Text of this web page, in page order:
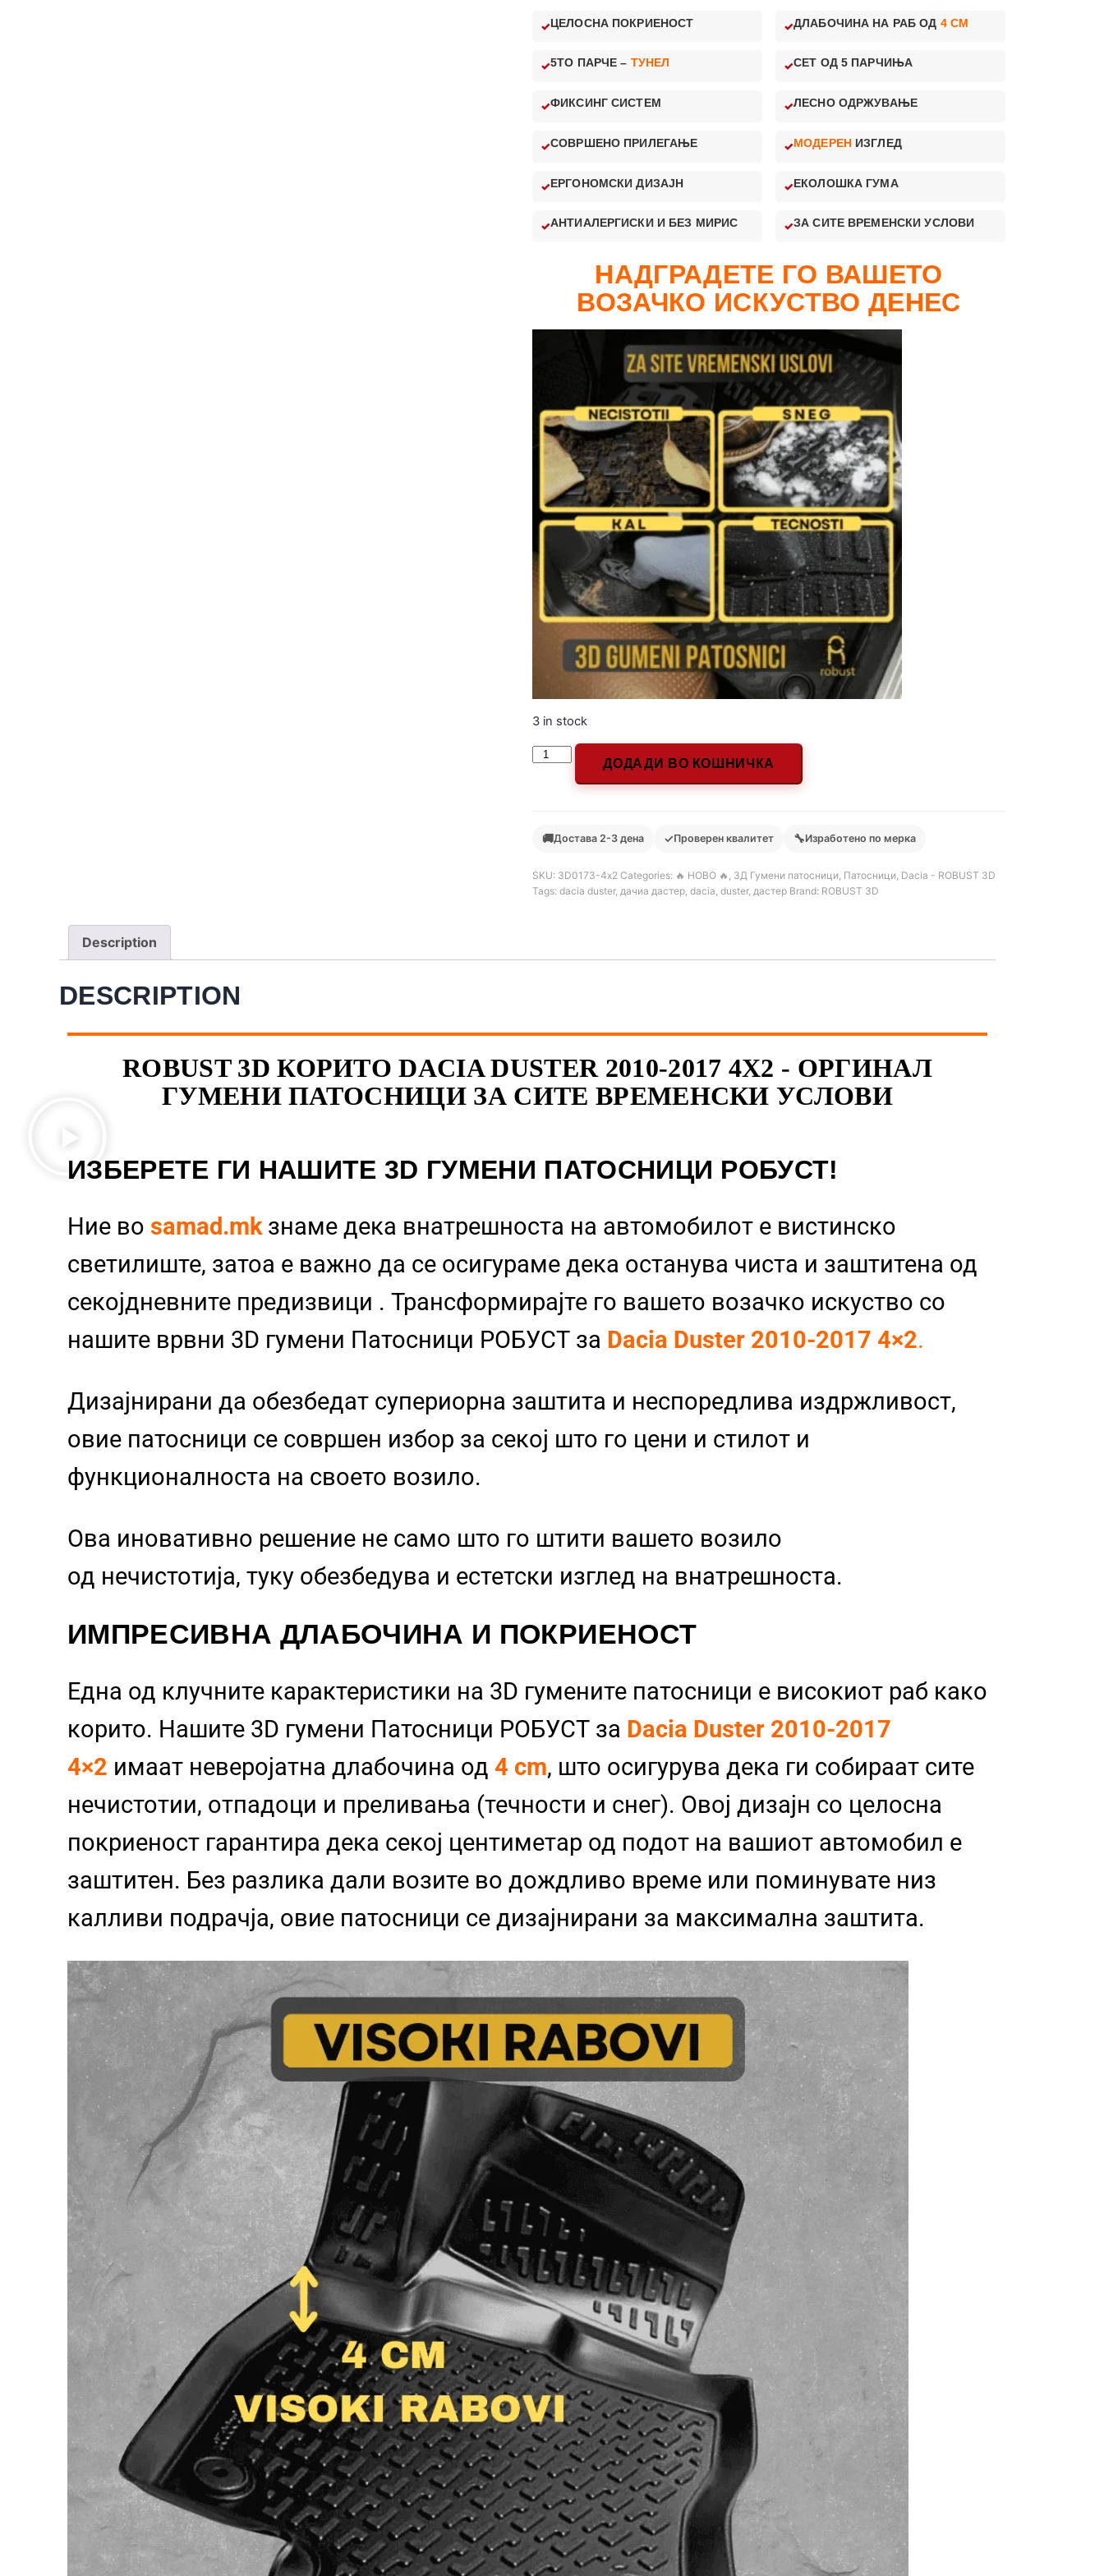
ЦЕЛОСНА ПОКРИЕНОСТ ДЛАБОЧИНА НА РАБ ОД 4 CM
5ТО ПАРЧЕ – ТУНЕЛ СЕТ ОД 5 ПАРЧИЊА
ФИКСИНГ СИСТЕМ ЛЕСНО ОДРЖУВАЊЕ
СОВРШЕНО ПРИЛЕГАЊЕ МОДЕРЕН ИЗГЛЕД
ЕРГОНОМСКИ ДИЗАЈН ЕКОЛОШКА ГУМА
АНТИАЛЕРГИСКИ И БЕЗ МИРИС ЗА СИТЕ ВРЕМЕНСКИ УСЛОВИ
НАДГРАДЕТЕ ГО ВАШЕТО
ВОЗАЧКО ИСКУСТВО ДЕНЕС
3 in stock
ДОДАДИ ВО КОШНИЧКА
🚚Достава 2-3 дена ✓Проверен квалитет 🔧Изработено по мерка
SKU: 3D0173-4х2 Categories: 🔥 НОВО 🔥 3Д Гумени патосници Патосници Dacia - ROBUST 3D
Tags: dacia duster, дачиа дастер dacia duster, дастер Brand: ROBUST 3D
Description
DESCRIPTION
ROBUST 3D КОРИТО DACIA DUSTER 2010-2017 4X2 - ОРГИНАЛ
ГУМЕНИ ПАТОСНИЦИ ЗА СИТЕ ВРЕМЕНСКИ УСЛОВИ
ИЗБЕРЕТЕ ГИ НАШИТЕ 3D ГУМЕНИ ПАТОСНИЦИ РОБУСТ!
Ние во samad.mk знаме дека внатрешноста на автомобилот е вистинско
светилиште, затоа е важно да се осигураме дека останува чиста и заштитена од
секојдневните предизвици . Трансформирајте го вашето возачко искуство со
нашите врвни 3D гумени Патосници РОБУСТ за Dacia Duster 2010-2017 4×2.
Дизајнирани да обезбедат супериорна заштита и неспоредлива издржливост,
овие патосници се совршен избор за секој што го цени и стилот и
функционалноста на своето возило.
Ова иновативно решение не само што го штити вашето возило
од нечистотија, туку обезбедува и естетски изглед на внатрешноста.
ИМПРЕСИВНА ДЛАБОЧИНА И ПОКРИЕНОСТ
Една од клучните карактеристики на 3D гумените патосници е високиот раб како
корито. Нашите 3D гумени Патосници РОБУСТ за Dacia Duster 2010-2017
4×2 имаат неверојатна длабочина од 4 cm, што осигурува дека ги собираат сите
нечистотии, отпадоци и преливања (течности и снег). Овој дизајн со целосна
покриеност гарантира дека секој центиметар од подот на вашиот автомобил е
заштитен. Без разлика дали возите во дождливо време или поминувате низ
калливи подрачја, овие патосници се дизајнирани за максимална заштита.